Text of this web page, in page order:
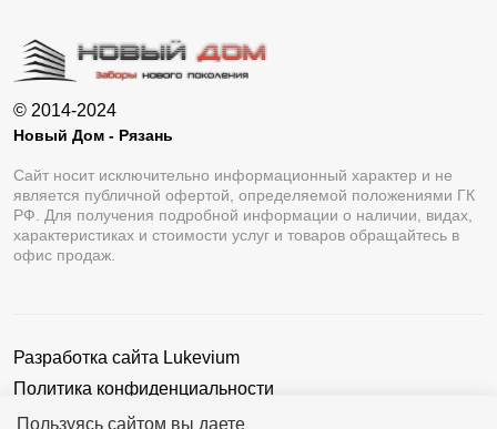
Пользуясь сайтом вы даете
© 2014-2024
Новый Дом - Рязань
Сайт носит исключительно информационный характер и не
является публичной офертой, определяемой положениями ГК
РФ. Для получения подробной информации о наличии, видах,
характеристиках и стоимости услуг и товаров обращайтесь в
офис продаж.
Разработка сайта Lukevium
Политика конфиденциальности
Пользовательское соглашение